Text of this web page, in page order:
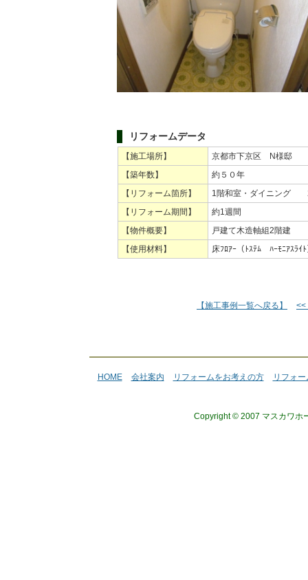
リフォームデータ
【施工場所】
京都市下京区 N様邸
【築年数】
約５０年
【リフォーム箇所】
1階和室・ダイニング
【リフォーム期間】
約1週間
【物件概要】
戸建て木造軸組2階建
【使用材料】
床ﾌﾛｱｰ（ﾄｽﾃﾑ ﾊｰﾓﾆｱｽﾗ
【施工事例一覧へ戻る】 <<
HOME 会社案内 リフォームをお考えの方 リフォ
Copyright © 2007 マスカワ